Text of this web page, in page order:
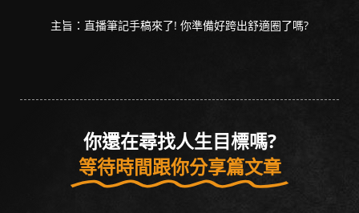
主旨：直播筆記手稿來了! 你準備好跨出舒適圈了嗎?
你還在尋找人生目標嗎?
等待時間跟你分享篇文章